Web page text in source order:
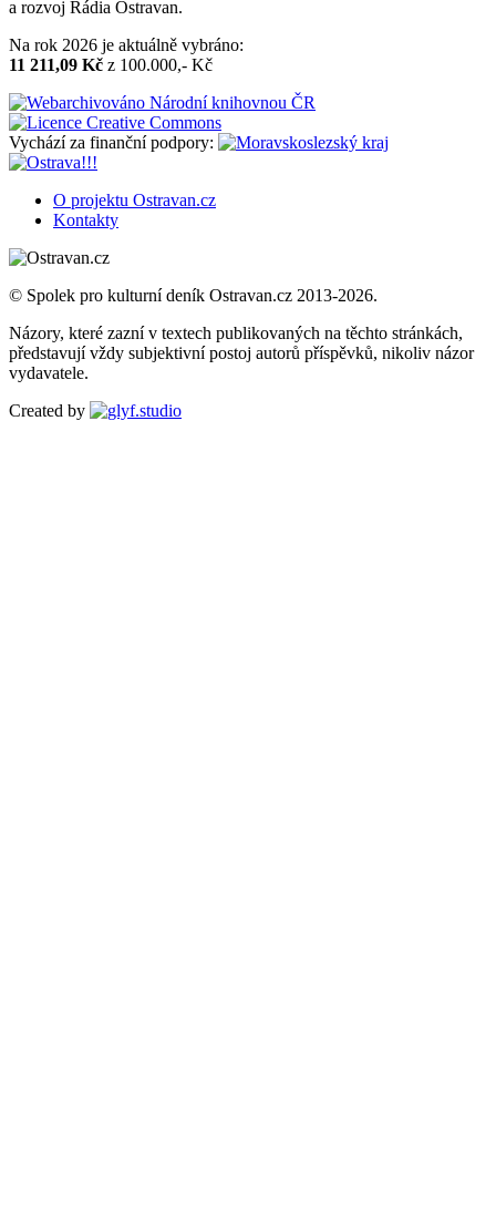
a rozvoj Rádia Ostravan.
Na rok 2026 je aktuálně vybráno:
11 211,09 Kč z 100.000,- Kč
Vychází za finanční podpory:
O projektu Ostravan.cz
Kontakty
© Spolek pro kulturní deník Ostravan.cz 2013-2026.
Názory, které zazní v textech publikovaných na těchto stránkách,
představují vždy subjektivní postoj autorů příspěvků, nikoliv názor
vydavatele.
Created by